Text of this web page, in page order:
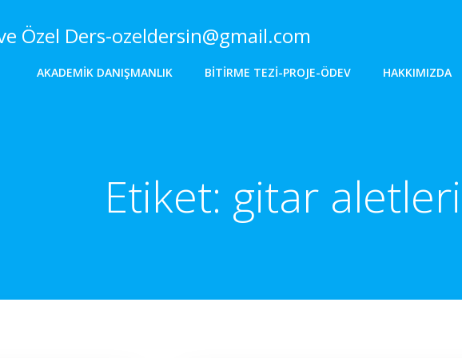
Özel Ders-ozeldersin@gmail.com
AKADEMIK DANIŞMANLIK BITIRME TEZI-PROJE-ÖDEV HAKKIMIZDA
Etiket: gitar aletleri